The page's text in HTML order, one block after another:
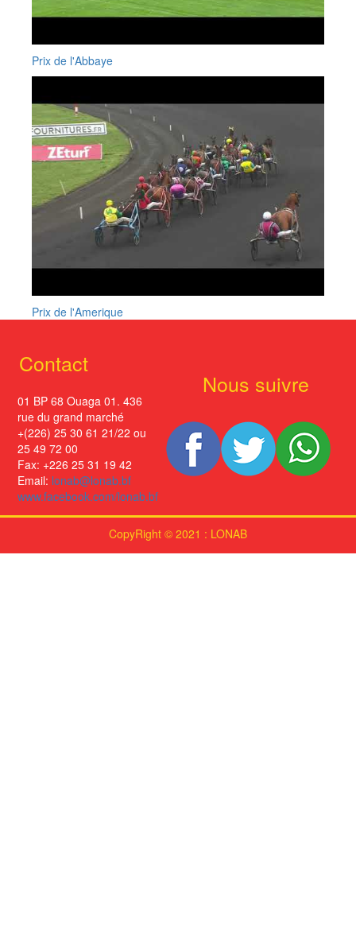
Prix de l'Abbaye
Prix de l'Amerique
Contact
01 BP 68 Ouaga 01. 436
rue du grand marché
+(226) 25 30 61 21/22 ou
25 49 72 00
Fax: +226 25 31 19 42
Email: lonab@lonab.bf
www.facebook.com/lonab.bf
Nous suivre
CopyRight © 2021 : LONAB